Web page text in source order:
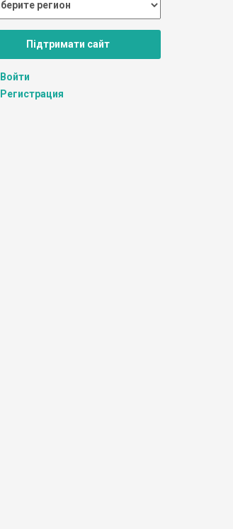
Підтримати сайт
Войти
Регистрация